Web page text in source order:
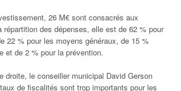
26 M€ sont consacrés aux
répartition des dépenses, elle est de 62 % pour
22 % pour les moyens généraux, de 15 %
et de 2 % pour la prévention.
droite, le conseiller municipal David Gerson
de fiscalités sont trop importants pour les